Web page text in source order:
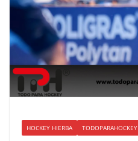
HOCKEY HIERBA TODOPARAHOCKEY